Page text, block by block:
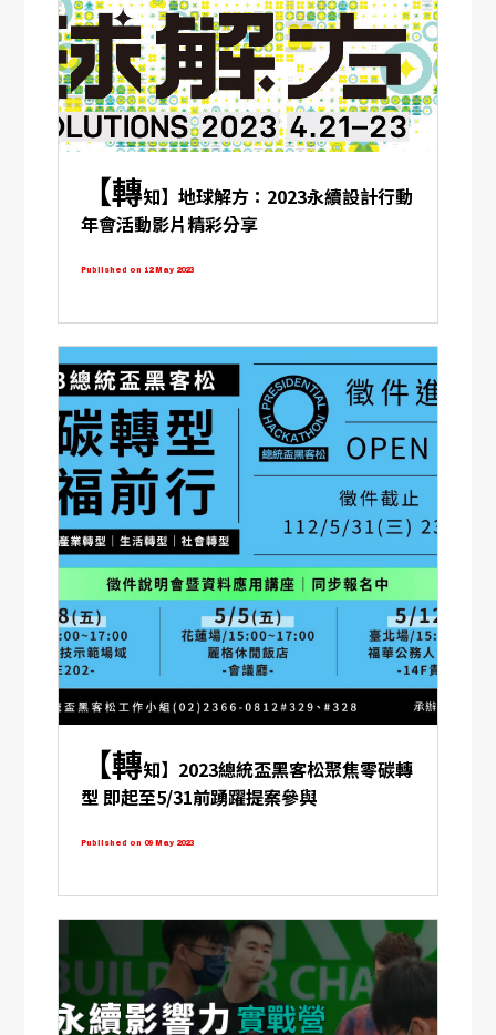
【轉知】地球解方：2023永續設計行動
年會活動影片精彩分享
Published on 12 May 2023
【轉知】2023總統盃黑客松聚焦零碳轉
型 即起至5/31前踴躍提案參與
Published on 09 May 2023